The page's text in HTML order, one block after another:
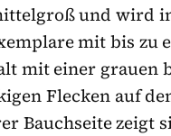
und wird
mit bis zu
mit einer grauen
Flecken auf
Bauchseite zeigt